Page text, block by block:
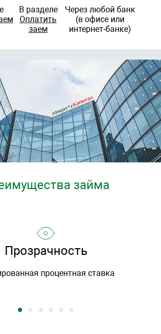
В разделе
Оплатить
заем
Через любой банк
(в офисе или
интернет-банке)
займа
Прозрачность
процентная ставка